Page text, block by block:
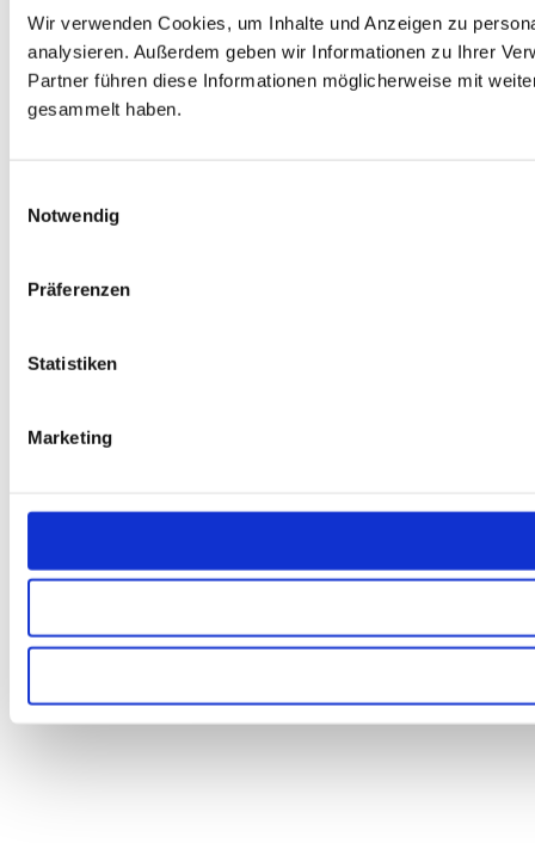
Wir verwenden Cookies, um Inhalte und Anzeigen zu
analysieren. Außerdem geben wir Informationen zu Ihrer
Partner führen diese Informationen möglicherweise mit
gesammelt haben.
Notwendig
Präferenzen
Statistiken
Marketing